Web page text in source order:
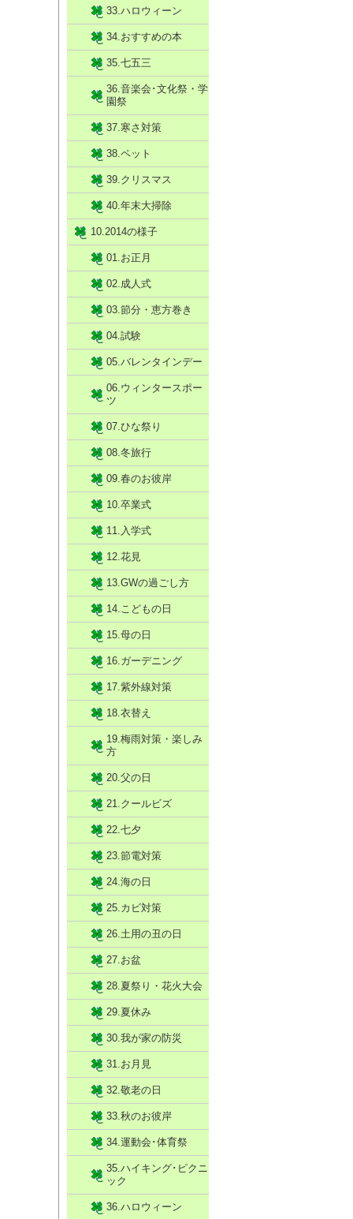
33.ハロウィーン
34.おすすめの本
35.七五三
36.音楽会･文化祭・学
園祭
37.寒さ対策
38.ペット
39.クリスマス
40.年末大掃除
10.2014の様子
01.お正月
02.成人式
03.節分・恵方巻き
04.試験
05.バレンタインデー
06.ウィンタースポー
ツ
07.ひな祭り
08.冬旅行
09.春のお彼岸
10.卒業式
11.入学式
12.花見
13.GWの過ごし方
14.こどもの日
15.母の日
16.ガーデニング
17.紫外線対策
18.衣替え
19.梅雨対策・楽しみ
方
20.父の日
21.クールビズ
22.七夕
23.節電対策
24.海の日
25.カビ対策
26.土用の丑の日
27.お盆
28.夏祭り・花火大会
29.夏休み
30.我が家の防災
31.お月見
32.敬老の日
33.秋のお彼岸
34.運動会･体育祭
35.ハイキング･ピクニ
ック
36.ハロウィーン